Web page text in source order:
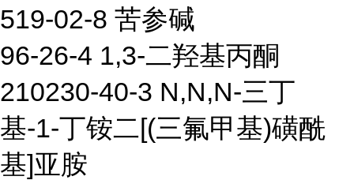
519-02-8 苦参碱
96-26-4 1,3-二羟基丙酮
210230-40-3 N,N,N-三丁
基-1-丁铵二[(三氟甲基)磺酰
基]亚胺